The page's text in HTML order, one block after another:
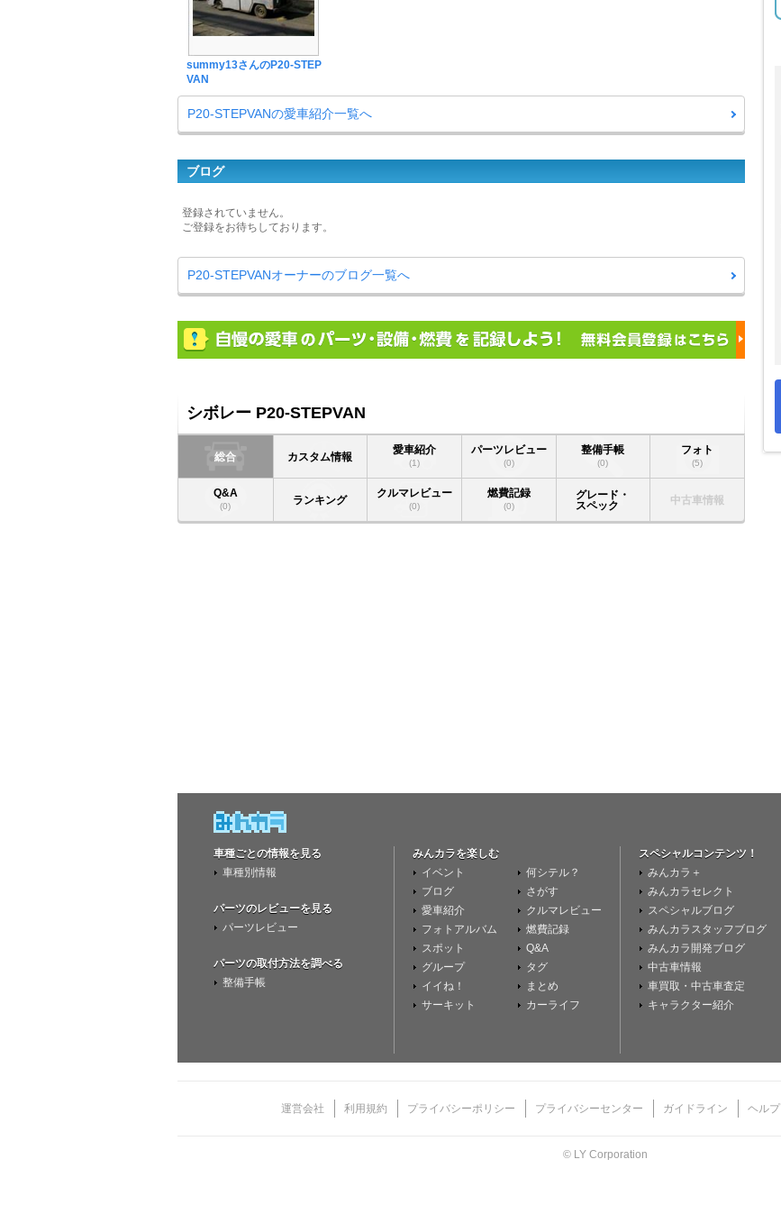
summy13さんのP20-STEP
VAN
P20-STEPVANの愛車紹介一覧へ
ブログ
登録されていません。
ご登録をお待ちしております。
P20-STEPVANオーナーのブログ一覧へ
シボレー P20-STEPVAN
総合 カスタム情報
愛車紹介
(1)
パーツレビュー
(0)
整備手帳
(0)
フォト
(5)
Q&A
(0) ランキング
クルマレビュー
(0)
燃費記録
(0)
グレード・
スペック
中古車情報
車種ごとの情報を見る
車種別情報
パーツのレビューを見る
パーツレビュー
パーツの取付方法を調べる
整備手帳
みんカラを楽しむ
イベント
ブログ
愛車紹介
フォトアルバム
スポット
グループ
イイね！
サーキット
何シテル？
さがす
クルマレビュー
燃費記録
Q&A
タグ
まとめ
カーライフ
スペシャルコンテンツ！
みんカラ＋
みんカラセレクト
スペシャルブログ
みんカラスタッフブログ
みんカラ開発ブログ
中古車情報
車買取・中古車査定
キャラクター紹介
運営会社 利用規約 プライバシーポリシー プライバシーセンター ガイドライン ヘルプ
© LY Corporation